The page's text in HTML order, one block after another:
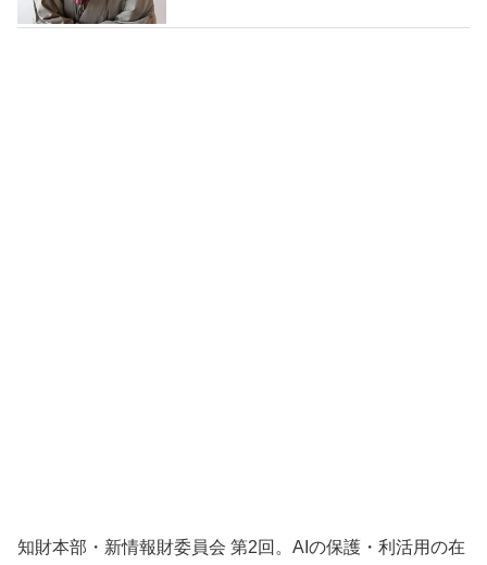
知財本部・新情報財委員会 第2回。AIの保護・利活用の在